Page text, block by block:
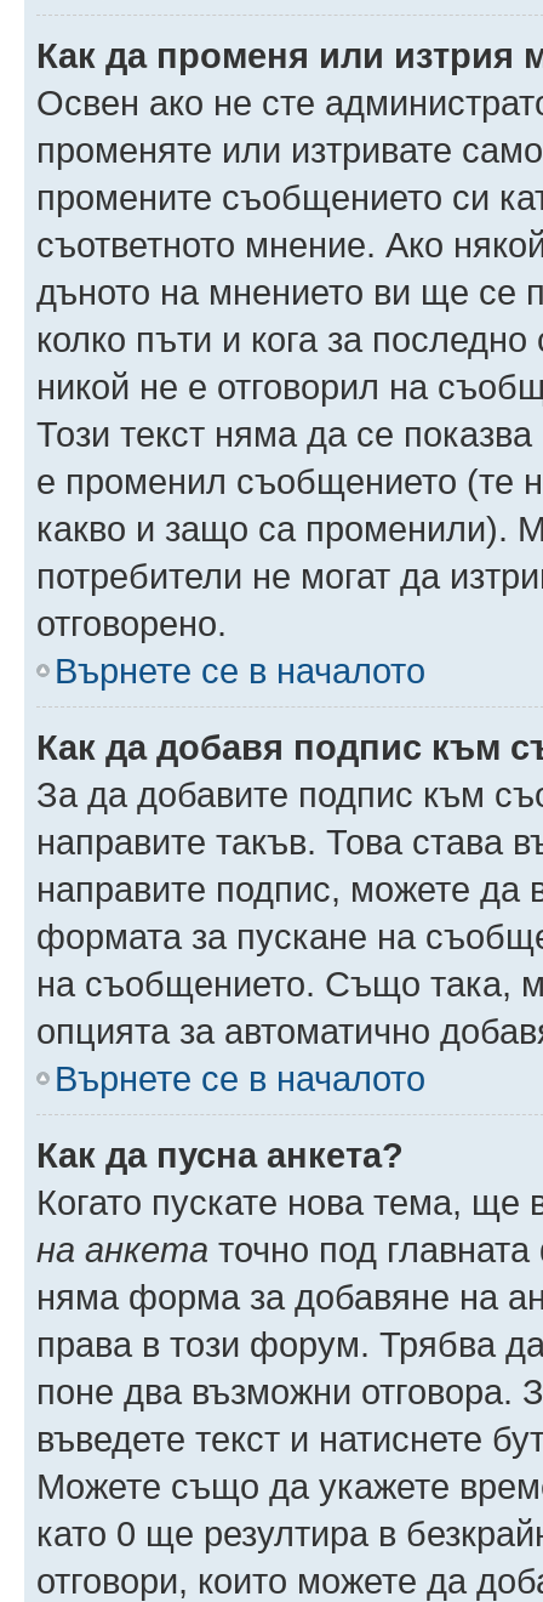
Как да променя или изтрия
Освен ако не сте
променяте или изтривате
промените съобщението си
съответното мнение. Ако
дъното на мнението ви ще се
колко пъти и кога за
никой не е отговорил на
Този текст няма да се
е променил съобщението (те
какво и защо са променили).
потребители не могат да
отговорено.
Върнете се в началото
Как да добавя подпис към
За да добавите подпис към
направите такъв. Това
направите подпис, можете да
формата за пускане на
на съобщението. Също така,
опцията за автоматично
Върнете се в началото
Как да пусна анкета?
Когато пускате нова тема,
на анкета точно под
няма форма за добавяне на
права в този форум. Трябва
поне два възможни отговора.
въведете текст и натиснете
Можете също да укажете
като 0 ще резултира в
отговори, които можете да